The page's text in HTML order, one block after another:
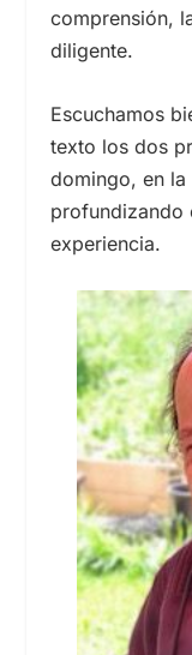
comprensión,
diligente.
Escuchamos
texto los dos
domingo, en
profundizando
experiencia.